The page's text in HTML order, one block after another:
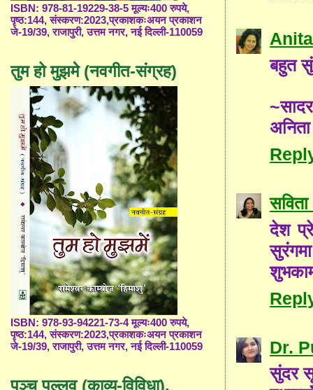
बहुत
~सादर
देश
Dr.
सुंदर
ISBN: 978-81-19229-38-5 मूल्यः400 रुपये,
पृष्ठ:144, संस्करण:2023,प्रकाशकःअयन प्रकाशन
जे-19/39, राजापुरी, उत्तम नगर, नई दिल्ली-110059
तुम हो मुझमे (नवगीत-संग्रह)
ISBN: 978-93-94221-73-4 मूल्यः400 रुपये,
पृष्ठ:144, संस्करण:2023,प्रकाशकःअयन प्रकाशन
जे-19/39, राजापुरी, उत्तम नगर, नई दिल्ली-110059
पञ्च पल्लव (काव्य-विविधा),